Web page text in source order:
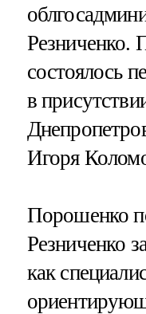
Резниченко.
состоялось
в
Игоря
Порошенко
Резниченко
как